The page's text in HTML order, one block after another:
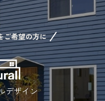
ご希望の方に
デザイン